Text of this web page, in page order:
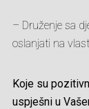
– Druženje sa
oslanjati na
Koje su
uspješni u